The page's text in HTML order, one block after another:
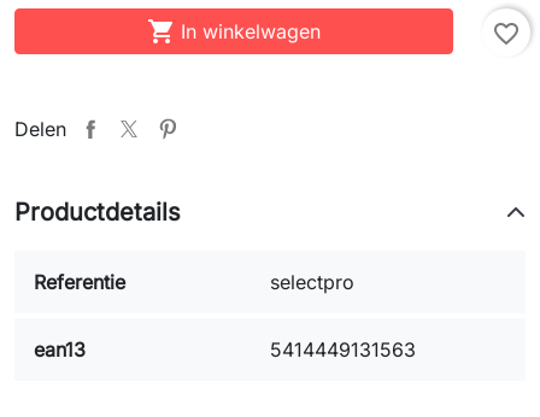
 In winkelwagen favorite_border
Delen
Productdetails
Referentie selectpro
ean13 5414449131563